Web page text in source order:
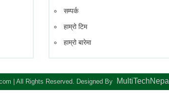
सम्पर्क
हाम्रो टिम
हाम्रो बारेमा
| All Rights Reserved. Designed By MultiTechNepal